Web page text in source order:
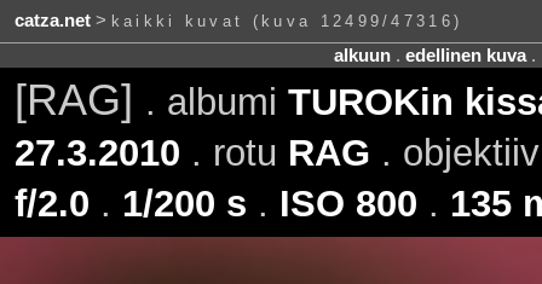
catza.net> kaikki kuvat (kuva 12499/47316)
alkuun. edellinen kuva.
[RAG] . albumi TUROKin
27.3.2010 . rotu RAG .
f/2.0 . 1/200 s . ISO 800 . 135